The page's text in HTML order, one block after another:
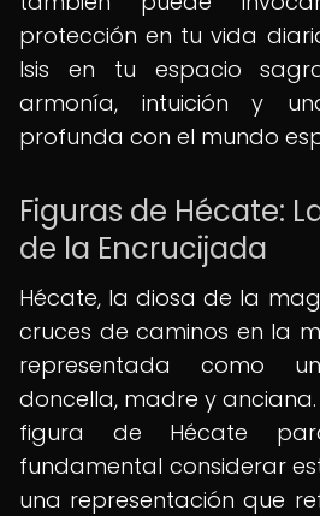
protección en tu vida
Isis en tu espacio
armonía, intuición y
profunda con el mundo
Figuras de Hécate:
de la Encrucijada
Hécate, la diosa de la
cruces de caminos en la
representada como
doncella, madre y
figura de Hécate
fundamental considerar
una representación que